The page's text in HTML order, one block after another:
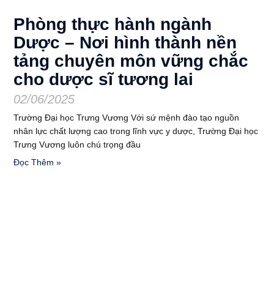
Phòng thực hành ngành
Dược – Nơi hình thành nền
tảng chuyên môn vững chắc
cho dược sĩ tương lai
02/06/2025
Trường Đại học Trưng Vương Với sứ mệnh đào tạo nguồn
nhân lực chất lượng cao trong lĩnh vực y dược, Trường Đại học
Trưng Vương luôn chú trọng đầu
Đọc Thêm »